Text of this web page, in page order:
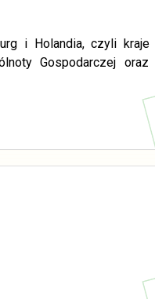
i Holandia, czyli
Gospodarczej